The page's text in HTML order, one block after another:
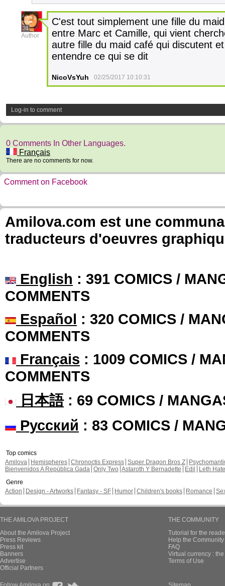
31
Author
C'est tout simplement une fille du
entre Marc et Camille, qui vient
autre fille du maid café qui discutent
entendre ce qui se dit
NicoVsYuh 02/25/2017 10:10:31
Log-in to comment
0 Comments In Other Languages.
Français
There are no comments for now.
Comment on Facebook
Amilova.com est une
traducteurs d'oeuvres
English : 391 COMICS /
COMMENTS
Español : 320 COMICS /
COMMENTS
Français : 1009 COMICS /
COMMENTS
日本語: 69 COMICS /
Русский : 83 COMICS /
Top comics
Amilova
Hemispheres Chronoctis Express Super Dragon Bros Z
Bienvenidos A República Gada Only Two Astaroth Y Bernadette Edil
Leth Hate
Genre
Action
Design - Artworks Fantasy - SF Humor Children's books Romance
THE AMILOVA PROJECT
About the Amilova Project
Press Reviews
Press kit
Banners
Advertise
Official Partners
THE COMMUNITY
Tutorial for the
Help the
FAQ
Virtual currency :
Terms of Use